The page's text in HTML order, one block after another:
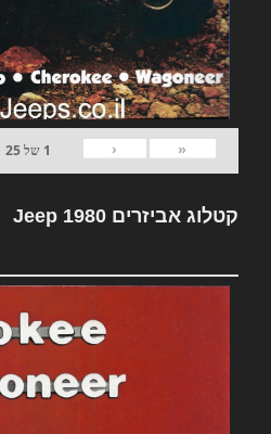
«
‹
1 של25
קטלוג אביזרים Jeep 1980